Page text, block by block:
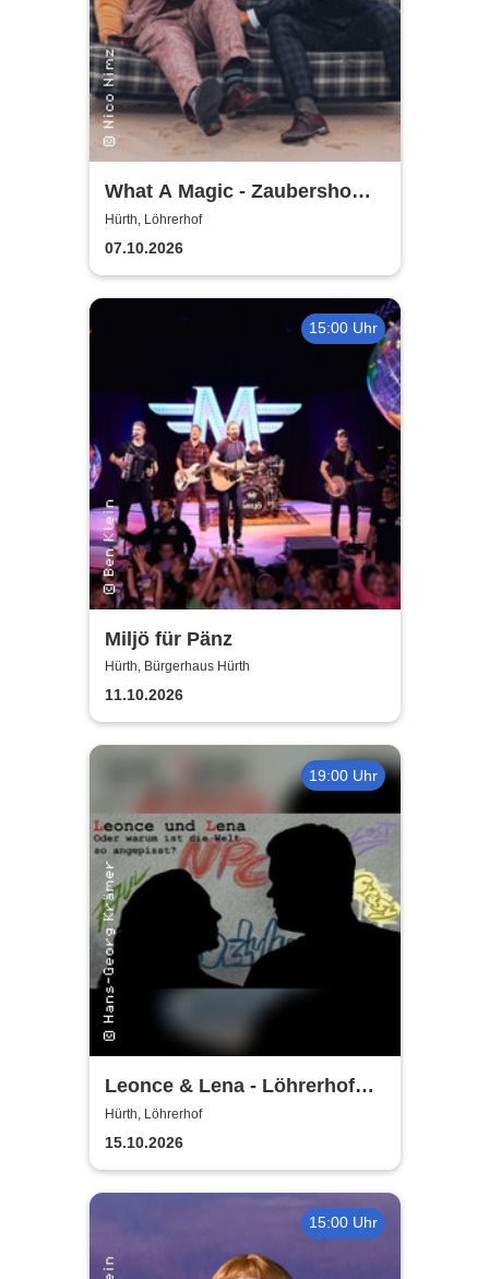
What A Magic - Zaubershow
mit Toby Rudolph und Nico
Nimz
Hürth, Löhrerhof
07.10.2026
15:00 Uhr
Miljö für Pänz
Hürth, Bürgerhaus Hürth
11.10.2026
19:00 Uhr
Leonce & Lena - Löhrerhof
Hürth
Hürth, Löhrerhof
15.10.2026
15:00 Uhr